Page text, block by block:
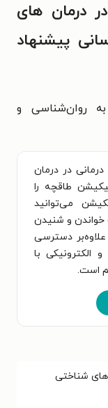
درمان های
پیشنهاد
روان‌شناسی و
درمانی در درمان
طاقچه را
می‌توانید
و شنیدن
دسترسی
الکترونیکی با
است.
های شناختی